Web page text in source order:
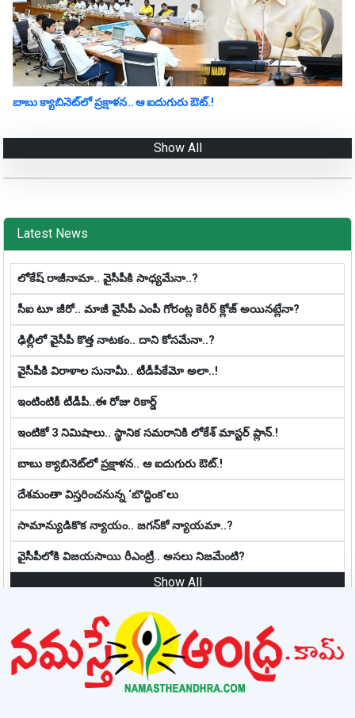
బాబు క్యాబినెట్‌లో ప్ర‌క్షాళ‌న‌.. ఆ ఐదుగురు ఔట్‌.!
Show All
Latest News
లోకేష్ రాజీనామా.. వైసీపీకి సాధ్య‌మేనా..?
సీఐ టూ జీరో.. మాజీ వైసీపీ ఎంపీ గోరంట్ల కెరీర్ క్లోజ్ అయిన‌ట్లేనా?
ఢిల్లీలో వైసీపీ కొత్త నాట‌కం.. దాని కోస‌మేనా..?
వైసీపీకి విరాళాల సునామీ.. టీడీపీకేమో అలా..!
ఇంటింటికీ టీడీపీ..ఈ రోజు రికార్డ్
ఇంటికో 3 నిమిషాలు.. స్థానిక స‌మ‌రానికి లోకేశ్ మాస్ట‌ర్ ప్లాన్‌.!
బాబు క్యాబినెట్‌లో ప్ర‌క్షాళ‌న‌.. ఆ ఐదుగురు ఔట్‌.!
దేశమంతా విస్తరించనున్న ‘బొద్దింక’లు
సామాన్యుడికొక న్యాయం.. జ‌గ‌న్‌కో న్యాయ‌మా..?
వైసీపీలోకి విజయసాయి రీఎంట్రీ.. అసలు నిజమేంటి?
Show All